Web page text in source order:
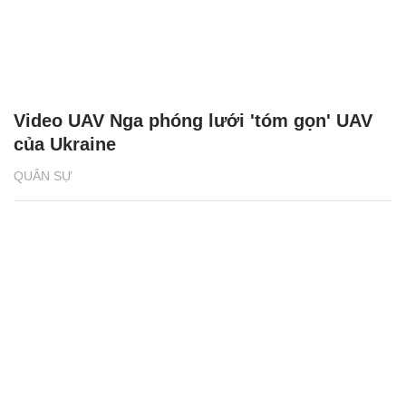
QUÂN SỰ
Video UAV Nga phóng lưới 'tóm gọn' UAV
của Ukraine